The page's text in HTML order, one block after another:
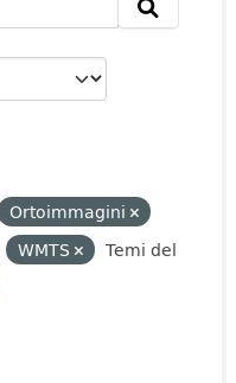
Ortoimmagini
WMTS
Temi del